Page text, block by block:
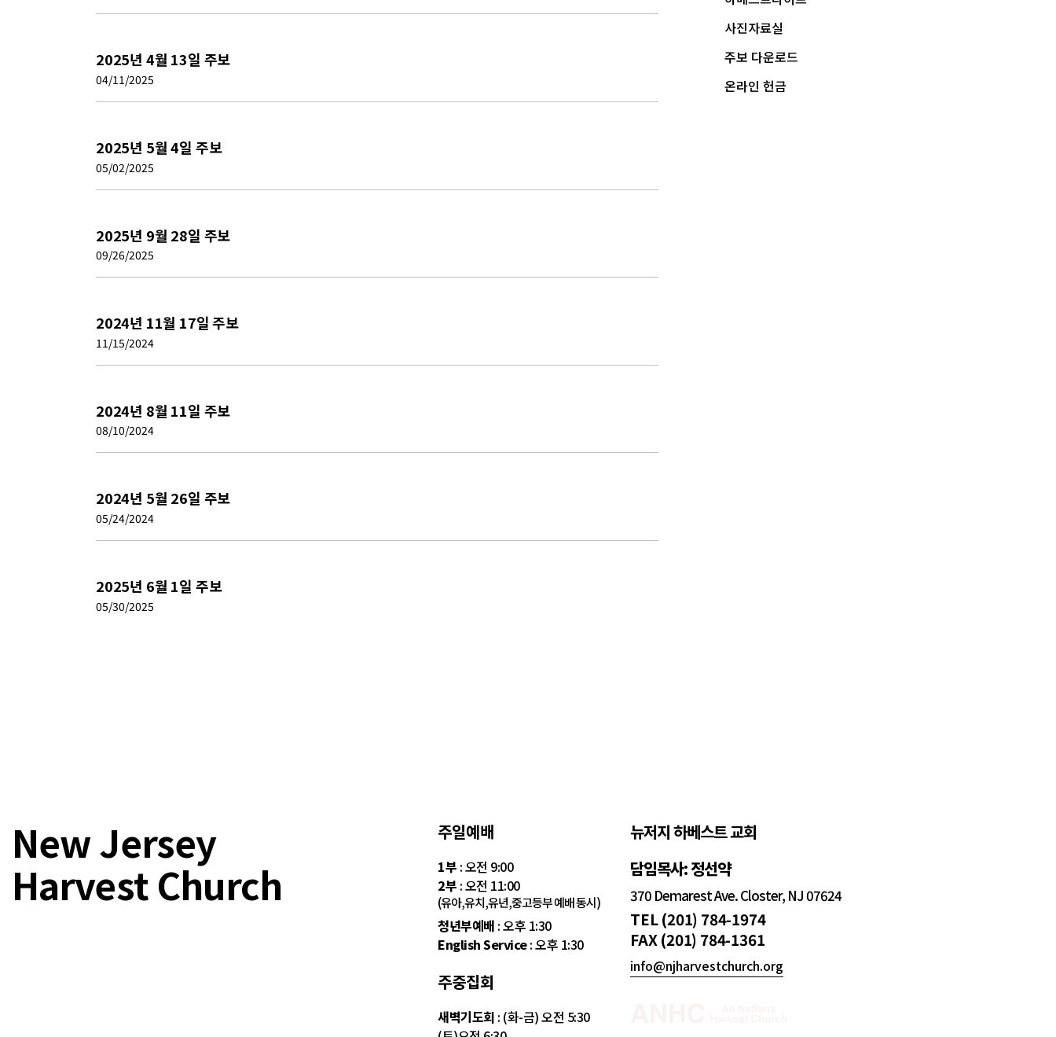
2025년 4월 13일 주보
04/11/2025
2025년 5월 4일 주보
05/02/2025
2025년 9월 28일 주보
09/26/2025
2024년 11월 17일 주보
11/15/2024
2024년 8월 11일 주보
08/10/2024
2024년 5월 26일 주보
05/24/2024
2025년 6월 1일 주보
05/30/2025
사진자료실
주보 다운로드
온라인 헌금
New Jersey
Harvest Church
주일예배
1부 : 오전 9:00
2부 : 오전 11:00
(유아,유치,유년,중고등부 예배 동시)
청년부예배 : 오후 1:30
English Service: 오후 1:30
주중집회
새벽기도회 : (화-금) 오전 5:30
뉴저지 하베스트 교회
담임목사: 정선약
370 Demarest Ave. Closter, NJ 07624
TEL (201) 784-1974
FAX (201) 784-1361
info@njharvestchurch.org